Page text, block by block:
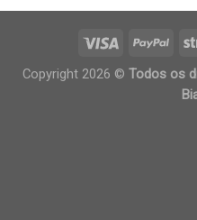
Copyright 2026 © Todos os